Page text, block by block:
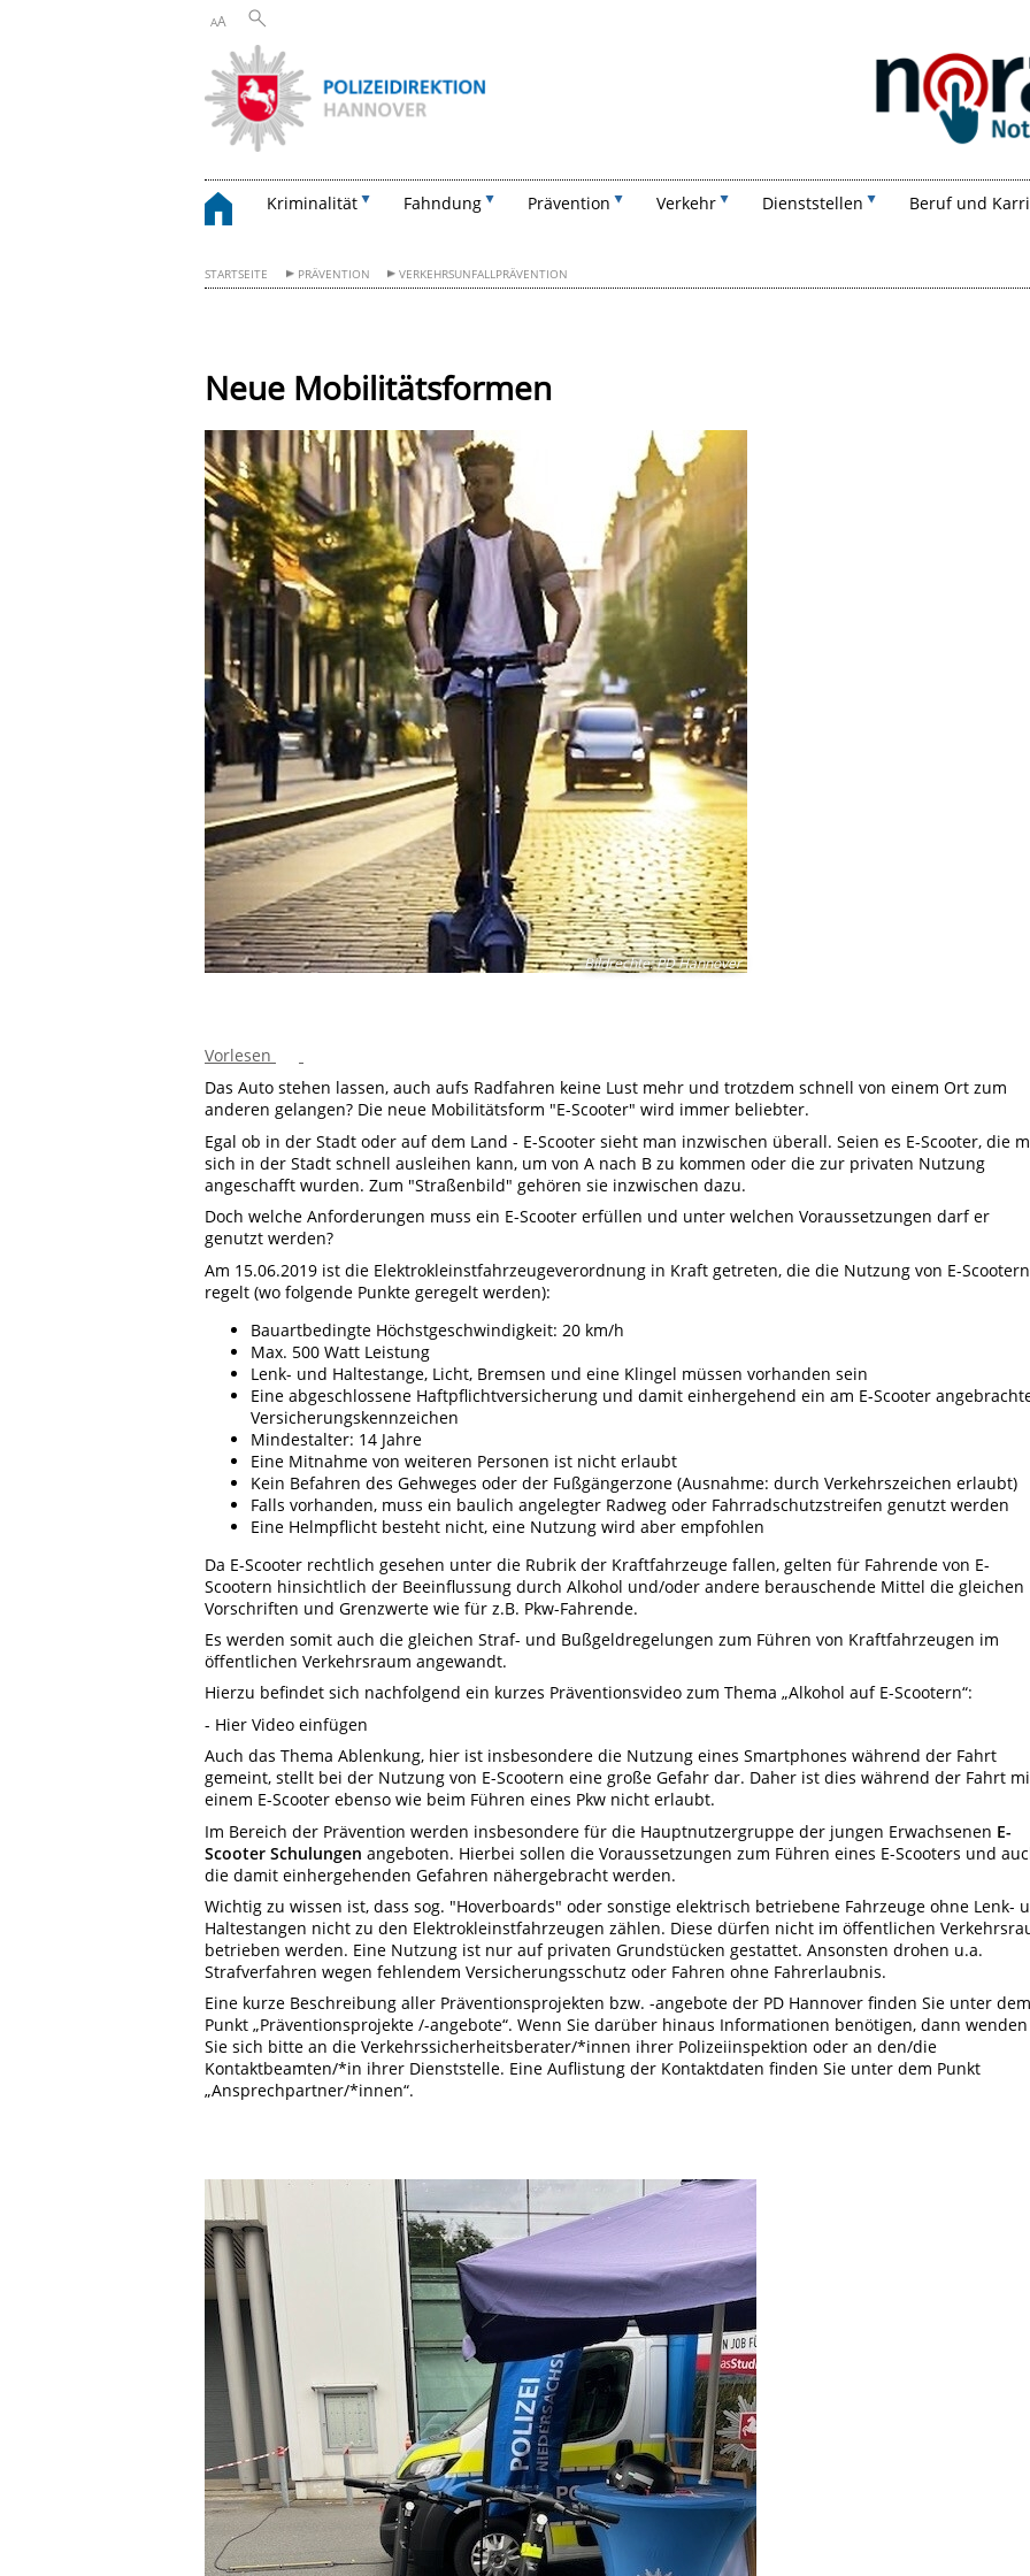
AA
Kriminalität Fahndung Prävention Verkehr Dienststellen Beruf und
STARTSEITE PRÄVENTION VERKEHRSUNFALLPRÄVENTION
Neue Mobilitätsformen
Bildrechte:PD Hannover
Vorlesen
Das Auto stehen lassen, auch aufs Radfahren keine Lust mehr und trotzdem schnell von einem Ort zum
anderen gelangen? Die neue Mobilitätsform "E-Scooter" wird immer beliebter.
Egal ob in der Stadt oder auf dem Land - E-Scooter sieht man inzwischen überall. Seien es E-Scooter, die
sich in der Stadt schnell ausleihen kann, um von A nach B zu kommen oder die zur privaten Nutzung
angeschafft wurden. Zum "Straßenbild" gehören sie inzwischen dazu.
Doch welche Anforderungen muss ein E-Scooter erfüllen und unter welchen Voraussetzungen darf er
genutzt werden?
Am 15.06.2019 ist die Elektrokleinstfahrzeugeverordnung in Kraft getreten, die die Nutzung von E-Scootern
regelt (wo folgende Punkte geregelt werden):
Bauartbedingte Höchstgeschwindigkeit: 20 km/h
Max. 500 Watt Leistung
Lenk- und Haltestange, Licht, Bremsen und eine Klingel müssen vorhanden sein
Eine abgeschlossene Haftpflichtversicherung und damit einhergehend ein am E-Scooter
Versicherungskennzeichen
Mindestalter: 14 Jahre
Eine Mitnahme von weiteren Personen ist nicht erlaubt
Kein Befahren des Gehweges oder der Fußgängerzone (Ausnahme: durch Verkehrszeichen erlaubt)
Falls vorhanden, muss ein baulich angelegter Radweg oder Fahrradschutzstreifen genutzt werden
Eine Helmpflicht besteht nicht, eine Nutzung wird aber empfohlen
Da E-Scooter rechtlich gesehen unter die Rubrik der Kraftfahrzeuge fallen, gelten für Fahrende von E-
Scootern hinsichtlich der Beeinflussung durch Alkohol und/oder andere berauschende Mittel die gleichen
Vorschriften und Grenzwerte wie für z.B. Pkw-Fahrende.
Es werden somit auch die gleichen Straf- und Bußgeldregelungen zum Führen von Kraftfahrzeugen im
öffentlichen Verkehrsraum angewandt.
Hierzu befindet sich nachfolgend ein kurzes Präventionsvideo zum Thema „Alkohol auf E-Scootern“:
- Hier Video einfügen
Auch das Thema Ablenkung, hier ist insbesondere die Nutzung eines Smartphones während der Fahrt
gemeint, stellt bei der Nutzung von E-Scootern eine große Gefahr dar. Daher ist dies während der Fahrt
einem E-Scooter ebenso wie beim Führen eines Pkw nicht erlaubt.
Im Bereich der Prävention werden insbesondere für die Hauptnutzergruppe der jungen Erwachsenen E-
Scooter Schulungen angeboten. Hierbei sollen die Voraussetzungen zum Führen eines E-Scooters und
die damit einhergehenden Gefahren nähergebracht werden.
Wichtig zu wissen ist, dass sog. "Hoverboards" oder sonstige elektrisch betriebene Fahrzeuge ohne Lenk-
Haltestangen nicht zu den Elektrokleinstfahrzeugen zählen. Diese dürfen nicht im öffentlichen
betrieben werden. Eine Nutzung ist nur auf privaten Grundstücken gestattet. Ansonsten drohen u.a.
Strafverfahren wegen fehlendem Versicherungsschutz oder Fahren ohne Fahrerlaubnis.
Eine kurze Beschreibung aller Präventionsprojekten bzw. -angebote der PD Hannover finden Sie unter dem
Punkt „Präventionsprojekte /-angebote“. Wenn Sie darüber hinaus Informationen benötigen, dann wenden
Sie sich bitte an die Verkehrssicherheitsberater/*innen ihrer Polizeiinspektion oder an den/die
Kontaktbeamten/*in ihrer Dienststelle. Eine Auflistung der Kontaktdaten finden Sie unter dem Punkt
„Ansprechpartner/*innen“.